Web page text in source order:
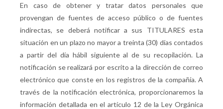
En caso de obtener y tratar datos personales que
provengan de fuentes de acceso público o de fuentes
indirectas, se deberá notificar a sus TITULARES esta
situación en un plazo no mayor a treinta (30) días contados
a partir del día hábil siguiente al de su recopilación. La
notificación se realizará por escrito a la dirección de correo
electrónico que conste en los registros de la compañía. A
través de la notificación electrónica, proporcionaremos la
información detallada en el artículo 12 de la Ley Orgánica